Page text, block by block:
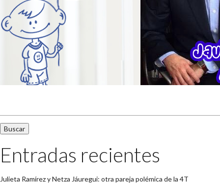
Entradas recientes
Julieta Ramírez y Netza Jáuregui: otra pareja polémica de la 4T